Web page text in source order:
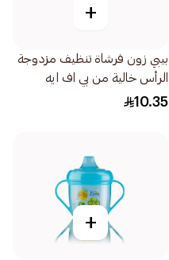
+
بيبي زون فرشاة تنظيف مزدوجة
الرأس خالية من بي اف ايه
1قطعة
10.35
+